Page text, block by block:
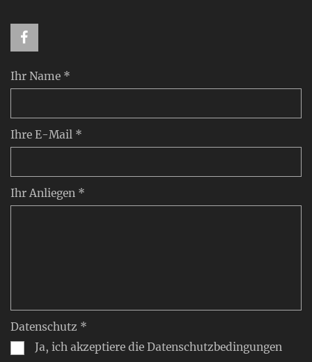
Ihr Name *
Ihre E-Mail *
Ihr Anliegen *
Datenschutz *
Ja, ich akzeptiere die Datenschutzbedingungen